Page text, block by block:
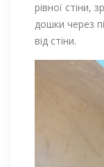
рівної стіни,
дошки через
від стіни.